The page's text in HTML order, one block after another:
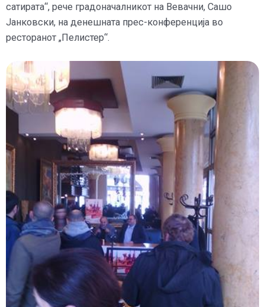
сатирата“, рече градоначалникот на Вевачни, Сашо
Јанковски, на денешната прес-конференција во
ресторанот „Пелистер“.